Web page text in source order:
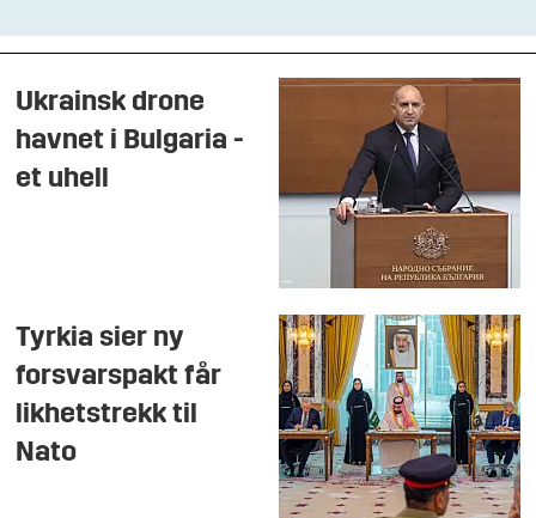
Ukrainsk drone
havnet i Bulgaria -
et uhell
Tyrkia sier ny
forsvarspakt får
likhetstrekk til
Nato